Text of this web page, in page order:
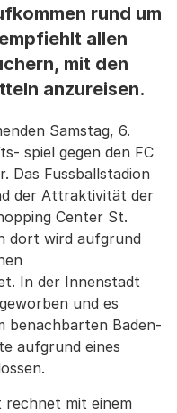
rund um
allen
mit den
anzureisen.
Samstag, 6.
spiel gegen den FC
Das Fussballstadion
der Attraktivität der
Center St.
dort wird aufgrund
In der Innenstadt
und es
benachbarten Baden-
aufgrund eines
rechnet mit einem